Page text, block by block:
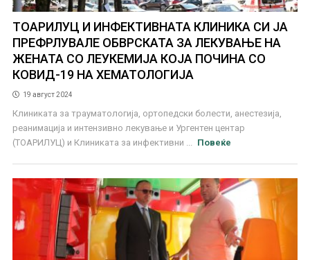
ТОАРИЛУЦ И ИНФЕКТИВНАТА КЛИНИКА СИ ЈА
ПРЕФРЛУВАЛЕ ОБВРСКАТА ЗА ЛЕКУВАЊЕ НА
ЖЕНАТА СО ЛЕУКЕМИЈА КОЈА ПОЧИНА СО
КОВИД-19 НА ХЕМАТОЛОГИЈА
19 август 2024
Клиниката за трауматологија, ортопедски болести, анестезија,
реанимација и интензивно лекување и Ургентен центар
(ТОАРИЛУЦ) и Клиниката за инфективни ...
Повеќе